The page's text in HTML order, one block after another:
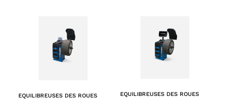
EQUILIBREUSES DES ROUES EQUILIBREUSES DES ROUES